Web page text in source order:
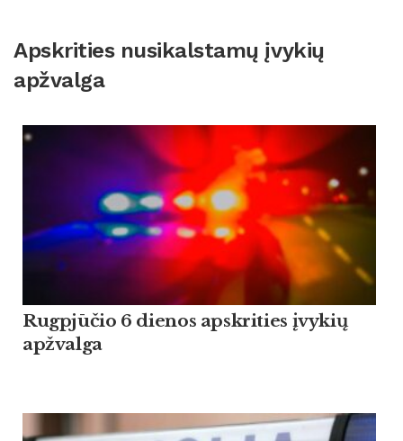
Apskrities nusikalstamų įvykių
apžvalga
Rugpjūčio 6 dienos apskrities įvykių
apžvalga